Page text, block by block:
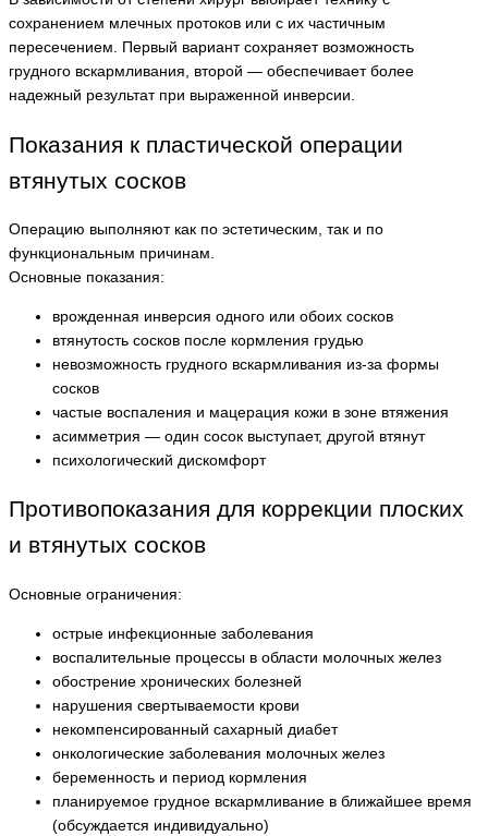
сохранением млечных протоков или с их частичным
пересечением. Первый вариант сохраняет возможность
грудного вскармливания, второй — обеспечивает более
надежный результат при выраженной инверсии.
Показания к пластической операции
втянутых сосков
Операцию выполняют как по эстетическим, так и по
функциональным причинам.
Основные показания:
врожденная инверсия одного или обоих сосков
втянутость сосков после кормления грудью
невозможность грудного вскармливания из-за формы
сосков
частые воспаления и мацерация кожи в зоне втяжения
асимметрия — один сосок выступает, другой втянут
психологический дискомфорт
Противопоказания для коррекции плоских
и втянутых сосков
Основные ограничения:
острые инфекционные заболевания
воспалительные процессы в области молочных желез
обострение хронических болезней
нарушения свертываемости крови
некомпенсированный сахарный диабет
онкологические заболевания молочных желез
беременность и период кормления
планируемое грудное вскармливание в ближайшее время
(обсуждается индивидуально)